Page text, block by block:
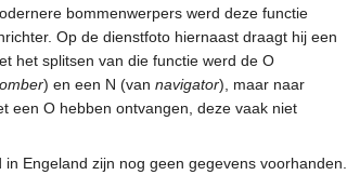
bommenwerpers werd deze functie
Op de dienstfoto hiernaast draagt hij een
het splitsen van die functie werd de O
) en een N (van navigator), maar naar
een O hebben ontvangen, deze vaak niet
Engeland zijn nog geen gegevens voorhanden.